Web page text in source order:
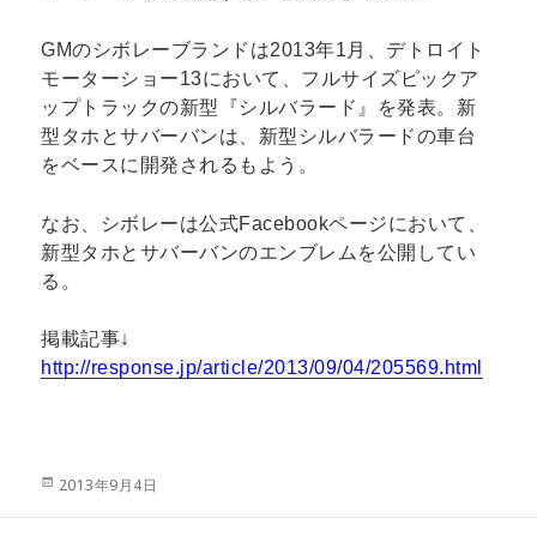
GMのシボレーブランドは2013年1月、デトロイト
モーターショー13において、フルサイズピックア
ップトラックの新型『シルバラード』を発表。新
型タホとサバーバンは、新型シルバラードの車台
をベースに開発されるもよう。
なお、シボレーは公式Facebookページにおいて、
新型タホとサバーバンのエンブレムを公開してい
る。
掲載記事↓
http://response.jp/article/2013/09/04/205569.html
投
2013年9月4日